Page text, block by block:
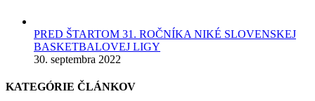
PRED ŠTARTOM 31. ROČNÍKA NIKÉ SLOVENSKEJ
BASKETBALOVEJ LIGY
30. septembra 2022
KATEGÓRIE ČLÁNKOV